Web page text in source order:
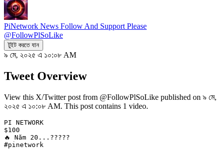
PiNetwork News Follow And Support Please
@FollowPlSoLike
টুইট করতে যান
৯ মে, ২০২৫ এ ১০:০৮ AM
Tweet Overview
View this X/Twitter post from @FollowPlSoLike published on ৯ মে,
২০২৫ এ ১০:০৮ AM. This post contains 1 video.
PI NETWORK
$100
🔥 Năm 20...?????
#pinetwork